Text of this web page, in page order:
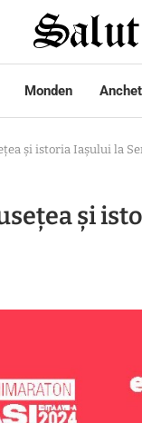
Monden
și istoria Iașului la
și